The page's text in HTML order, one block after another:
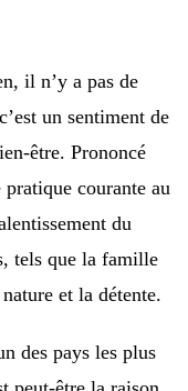
il n’y a pas de
un sentiment de
être. Prononcé
courante au
du
tels que la famille
et la détente.
des pays les plus